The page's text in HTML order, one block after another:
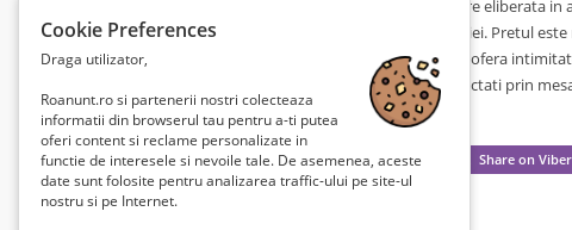
Teren intravilan cu proiect si autorizatie de construire eliberata
Posibilitate de modificare a proiectului si a autorizatiei. Pretul
latura din spate este marginita de un parau, ceea ce ofera
asfaltat. Pentru mai multe detalii va rog sa ma contactati prin
Cookie Preferences
Draga utilizator,
Roanunt.ro si partenerii nostri colecteaza
informatii din browserul tau pentru a-ti putea
oferi content si reclame personalizate in
functie de interesele si nevoile tale. De asemenea, aceste
date sunt folosite pentru analizarea traffic-ului pe site-ul
nostru si pe Internet.